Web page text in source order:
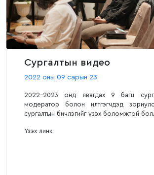
Сургалтын видео
2022 оны 09 сарын 23
2022-2023 онд явагдах 9 багц
модератор болон илтгэгчдэд
сургалтын бичлэгийг үзэх боломжтой
Үзэх линк: